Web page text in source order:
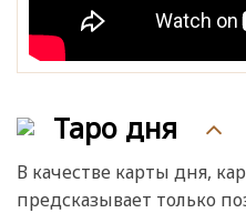
Таро дня
В качестве карты дня,
предсказывает только